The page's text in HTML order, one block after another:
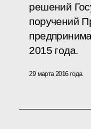
решений
поручений
2015 года.
29 марта 2016 года